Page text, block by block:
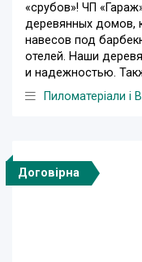
«срубов»! ЧП
деревянных домов,
навесов под
отелей. Наши
и надежностью.
Пиломатеріали і
Договірна